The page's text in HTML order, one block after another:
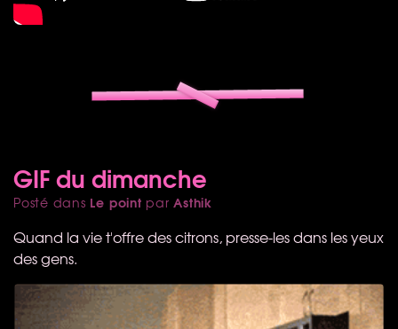
GIF du dimanche
Posté dans Le point parAsthik
Quand la vie t'offre des citrons, presse-les dans les yeux
des gens.